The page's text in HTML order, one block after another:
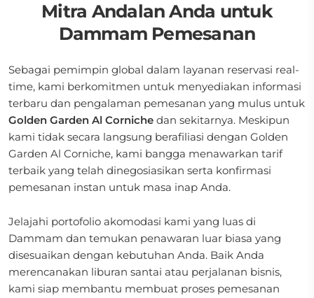
Mitra Andalan Anda untuk
Dammam Pemesanan
Sebagai pemimpin global dalam layanan reservasi real-
time, kami berkomitmen untuk menyediakan informasi
terbaru dan pengalaman pemesanan yang mulus untuk
Golden Garden Al Corniche dan sekitarnya. Meskipun
kami tidak secara langsung berafiliasi dengan Golden
Garden Al Corniche, kami bangga menawarkan tarif
terbaik yang telah dinegosiasikan serta konfirmasi
pemesanan instan untuk masa inap Anda.
Jelajahi portofolio akomodasi kami yang luas di
Dammam dan temukan penawaran luar biasa yang
disesuaikan dengan kebutuhan Anda. Baik Anda
merencanakan liburan santai atau perjalanan bisnis,
kami siap membantu membuat proses pemesanan